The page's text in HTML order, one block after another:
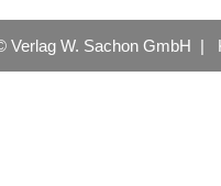
Verlag W. Sachon GmbH |